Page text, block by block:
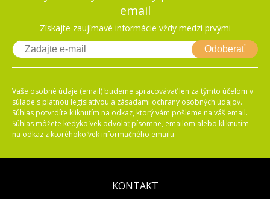
email
Získajte zaujímavé informácie vždy medzi prvými
Odoberať
Vaše osobné údaje (email) budeme spracovávať len za týmto účelom v
súlade s platnou legislatívou a zásadami ochrany osobných údajov.
Súhlas potvrdíte kliknutím na odkaz, ktorý vám pošleme na váš email.
Súhlas môžete kedykoľvek odvolať písomne, emailom alebo kliknutím
na odkaz z ktoréhokoľvek informačného emailu.
KONTAKT